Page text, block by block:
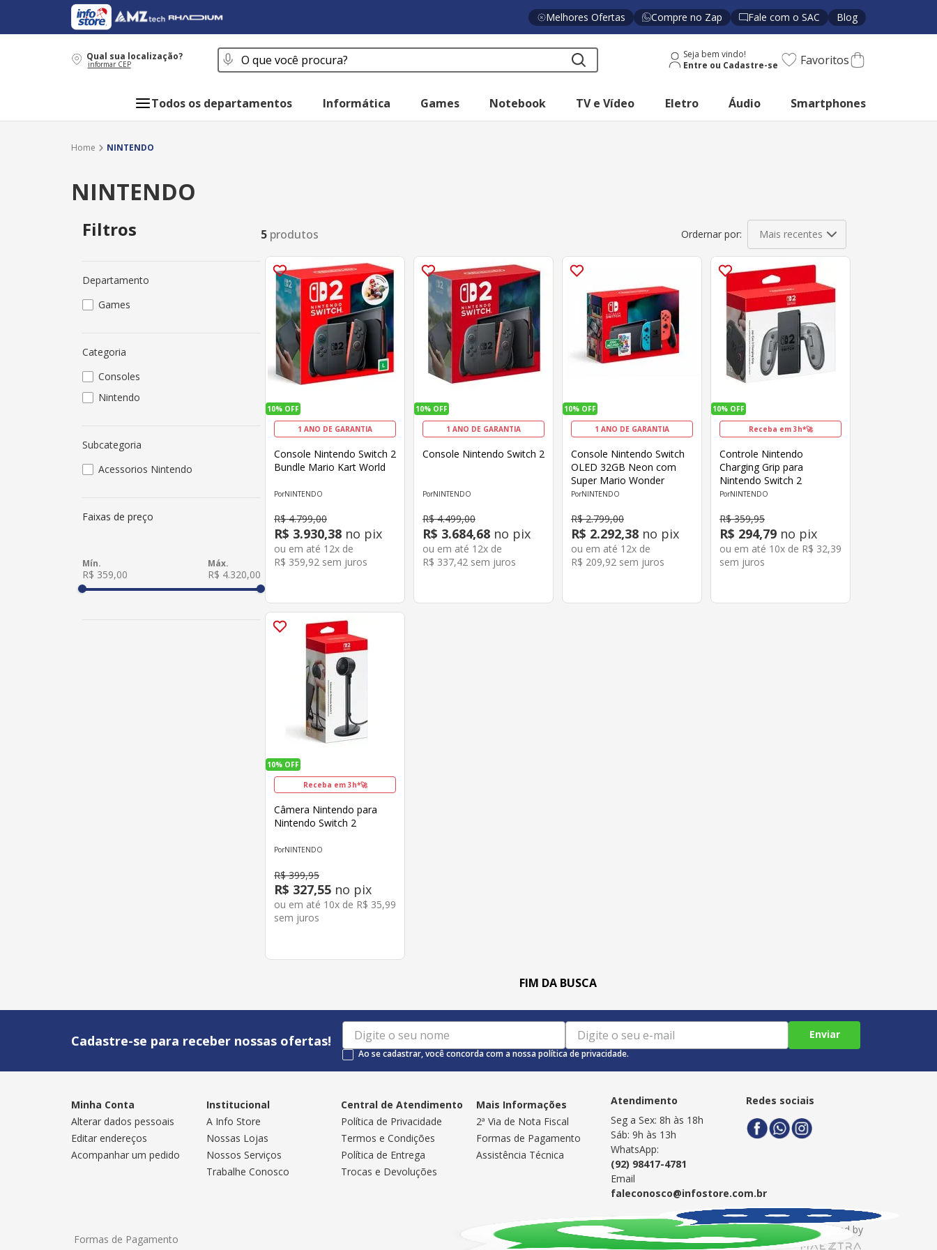
Melhores Ofertas Compre no Zap Fale com o SAC Blog
Qual sua localização?
informar CEP
O que você procura? Seja bem vindo! Favoritos
Todos os departamentos Informática Games Notebook TV e Vídeo Eletro Áudio Smartphones
NINTENDO
NINTENDO
Filtros
Departamento
Games
Categoria
Consoles
Nintendo
Subcategoria
Acessorios Nintendo
Faixas de preço
R$ 359,00 R$ 4.320,00
5 produtos Mais recentes
10% OFF
1 ANO DE GARANTIA
Console Nintendo Switch 2
Bundle Mario Kart World
NINTENDO
R$ 4.799,00
R$ 3.930,38 no pix
ou em até 12x de
R$ 359,92 sem juros
10% OFF
1 ANO DE GARANTIA
Console Nintendo Switch 2
NINTENDO
R$ 4.499,00
R$ 3.684,68 no pix
ou em até 12x de
R$ 337,42 sem juros
10% OFF
1 ANO DE GARANTIA
Console Nintendo Switch
OLED 32GB Neon com
Super Mario Wonder
NINTENDO
R$ 2.799,00
R$ 2.292,38 no pix
ou em até 12x de
R$ 209,92 sem juros
10% OFF
Receba em 3h*🚀
Controle Nintendo
Charging Grip para
Nintendo Switch 2
NINTENDO
R$ 359,95
R$ 294,79 no pix
ou em até 10x de R$ 32,39
sem juros
10% OFF
Receba em 3h*🚀
Câmera Nintendo para
Nintendo Switch 2
NINTENDO
R$ 399,95
R$ 327,55 no pix
ou em até 10x de R$ 35,99
sem juros
Cadastre-se para receber nossas ofertas! Enviar
Ao se cadastrar, você concorda com a nossa política de privacidade.
Minha Conta
Alterar dados pessoais
Editar endereços
Acompanhar um pedido
Institucional
A Info Store
Nossas Lojas
Nossos Serviços
Trabalhe Conosco
Central de Atendimento
Política de Privacidade
Termos e Condições
Política de Entrega
Trocas e Devoluções
Mais Informações
2ª Via de Nota Fiscal
Formas de Pagamento
Assistência Técnica
Atendimento
Seg a Sex: 8h às 18h
Sáb: 9h às 13h
WhatsApp:
(92) 98417-4781
Email
faleconosco@infostore.com.br
Redes sociais
Formas de Pagamento Selos de Segurança
Powered by Developed by